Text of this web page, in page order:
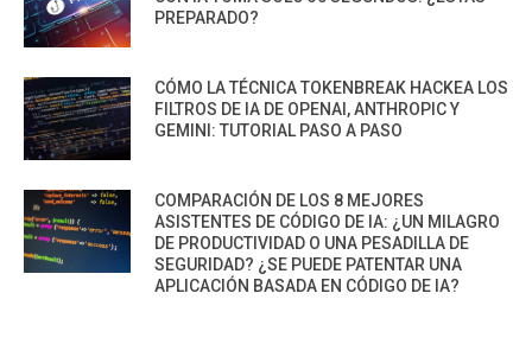
PREPARADO?
CÓMO LA TÉCNICA TOKENBREAK HACKEA LOS
FILTROS DE IA DE OPENAI, ANTHROPIC Y
GEMINI: TUTORIAL PASO A PASO
COMPARACIÓN DE LOS 8 MEJORES
ASISTENTES DE CÓDIGO DE IA: ¿UN MILAGRO
DE PRODUCTIVIDAD O UNA PESADILLA DE
SEGURIDAD? ¿SE PUEDE PATENTAR UNA
APLICACIÓN BASADA EN CÓDIGO DE IA?